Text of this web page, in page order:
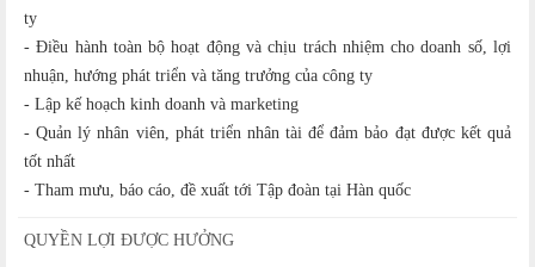
ty
- Điều hành toàn bộ hoạt động và chịu trách nhiệm cho doanh số, lợi
nhuận, hướng phát triển và tăng trưởng của công ty
- Lập kế hoạch kinh doanh và marketing
- Quản lý nhân viên, phát triển nhân tài để đảm bảo đạt được kết quả
tốt nhất
- Tham mưu, báo cáo, đề xuất tới Tập đoàn tại Hàn quốc
QUYỀN LỢI ĐƯỢC HƯỞNG